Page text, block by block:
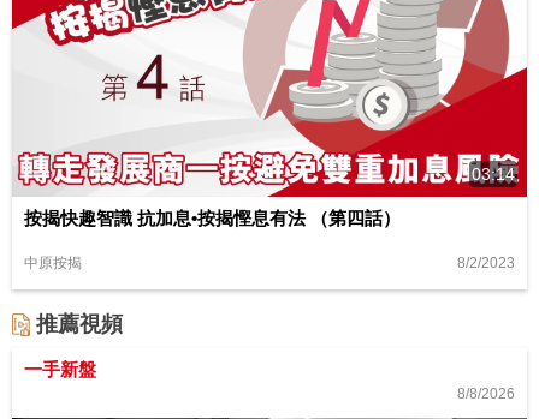
03:14
按揭快趣智識 抗加息•按揭慳息有法 （第四話）
中原按揭 8/2/2023
推薦視頻
一手新盤
8/8/2026